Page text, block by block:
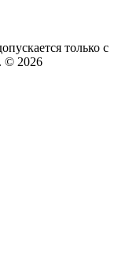
только с
© 2026